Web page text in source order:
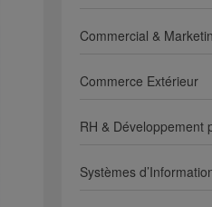
Commercial &
Commerce Extérieur
RH & Développement
Systèmes